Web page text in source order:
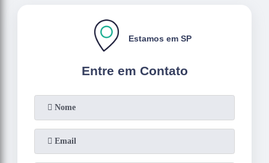
Entre em Contato
Estamos em SP